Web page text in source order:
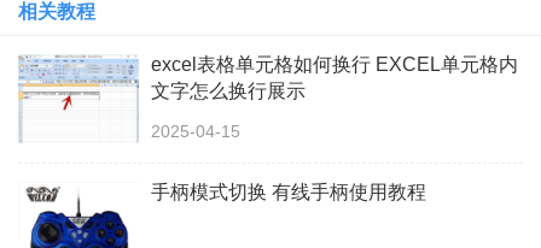
相关教程
excel表格单元格如何换行 EXCEL单元格内
文字怎么换行展示
2025-04-15
手柄模式切换 有线手柄使用教程